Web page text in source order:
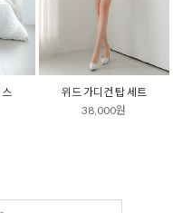
위드 가디건 탑 세트
38,000원